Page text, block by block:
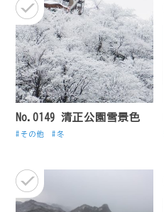
No.0149 清正公園雪景色
その他 冬